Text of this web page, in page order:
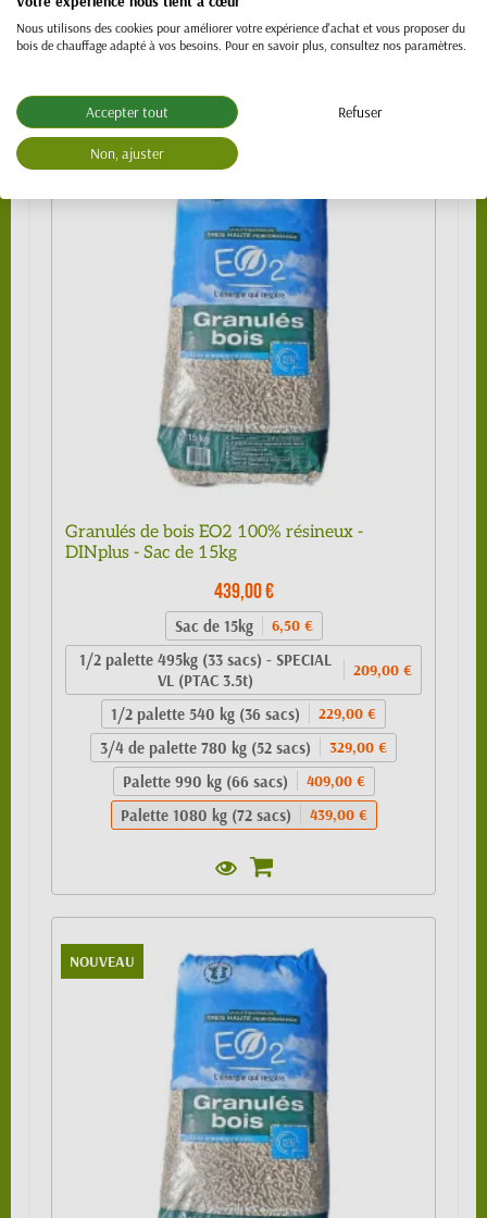
Palette 1120 kg (112 sacs) 489,00 €
Granulés de bois EO2 100% résineux -
DINplus - Sac de 15kg
439,00 €
Sac de 15kg 6,50 €
1/2 palette 495kg (33 sacs) - SPECIAL
VL (PTAC 3.5t)
209,00 €
1/2 palette 540 kg (36 sacs) 229,00 €
3/4 de palette 780 kg (52 sacs) 329,00 €
Palette 990 kg (66 sacs) 409,00 €
Palette 1080 kg (72 sacs) 439,00 €
NOUVEAU
Nous utilisons des cookies pour améliorer votre expérience d'achat et vous proposer du
bois de chauffage adapté à vos besoins. Pour en savoir plus, consultez nos paramètres.
Accepter tout Refuser
Non, ajuster